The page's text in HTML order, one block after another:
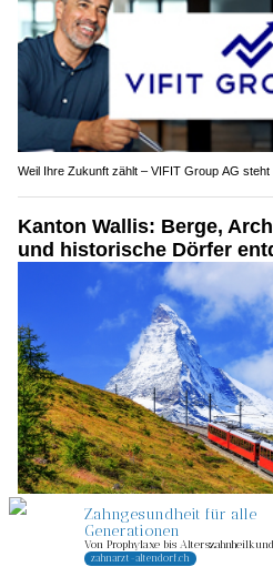
Weil Ihre Zukunft zählt – VIFIT Group AG steht
Kanton Wallis: Berge,
und historische Dörfer